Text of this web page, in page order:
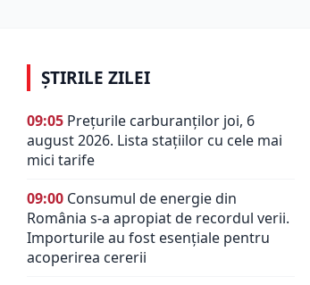
ȘTIRILE ZILEI
09:05 Prețurile carburanților joi, 6
august 2026. Lista stațiilor cu cele mai
mici tarife
09:00 Consumul de energie din
România s-a apropiat de recordul verii.
Importurile au fost esențiale pentru
acoperirea cererii